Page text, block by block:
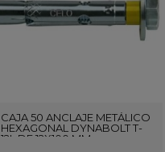
CAJA 50 ANCLAJE METÁLICO
HEXAGONAL DYNABOLT T-
12L DE 12X100 MM